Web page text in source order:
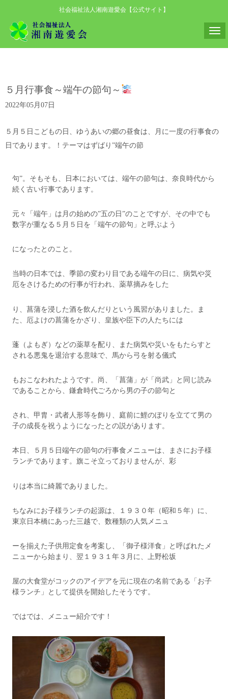
社会福祉法人湘南遊愛会【公式サイト】
N
a
i
５月行事食～端午の節句～
2022年05月07日
５月５日こどもの日、ゆうあいの郷の昼食は、月に一度の行事食の
日であります。！テーマはずばり”端午の節
句”。そもそも、日本においては、端午の節句は、奈良時代から
続く古い行事であります。
元々「端午」は月の始めの”五の日”のことですが、その中でも
数字が重なる５月５日を「端午の節句」と呼ぶよう
になったとのこと。
当時の日本では、季節の変わり目である端午の日に、病気や災
厄をさけるための行事が行われ、薬草摘みをした
り、菖蒲を浸した酒を飲んだりという風習がありました。ま
た、厄よけの菖蒲をかざり、皇族や臣下の人たちには
蓬（よもぎ）などの薬草を配り、また病気や災いをもたらすと
される悪鬼を退治する意味で、馬から弓を射る儀式
もおこなわれたようです。尚、「菖蒲」が「尚武」と同じ読み
であることから、鎌倉時代ごろから男の子の節句と
され、甲胄・武者人形等を飾り、庭前に鯉のぼりを立てて男の
子の成長を祝うようになったとの説があります。
本日、５月５日端午の節句の行事食メニューは、まさにお子様
ランチであります。旗こそ立っておりませんが、彩
りは本当に綺麗でありました。
ちなみにお子様ランチの起源は、１９３０年（昭和５年）に、
東京日本橋にあった三越で、数種類の人気メニュ
ーを揃えた子供用定食を考案し、「御子様洋食」と呼ばれたメ
ニューから始まり、翌１９３１年３月に、上野松坂
屋の大食堂がコックのアイデアを元に現在の名前である「お子
様ランチ」として提供を開始したそうです。
ではでは、メニュー紹介です！